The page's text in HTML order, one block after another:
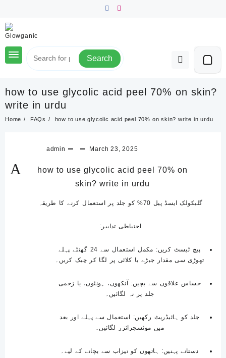
content
Search
how to use glycolic acid peel 70% on skin?
write in urdu
Home FAQs how to use glycolic acid peel 70% on skin? write in urdu
admin March 23, 2025
A
how to use glycolic acid peel 70% on
skin? write in urdu
گلیکولک ایسڈ پیل 70% کو جلد پر استعمال کرنے کا طریقہ
احتیاطی تدابیر:
پیچ ٹیسٹ کریں
: مکمل استعمال سے 24 گھنٹے پہلے
تھوڑی سی مقدار جبڑے یا کلائی پر لگا کر چیک کریں۔
حساس علاقوں سے بچیں: آنکھوں، ہونٹوں، یا زخمی
جلد پر نہ لگائیں۔
جلد کو ہائیڈریٹ رکھیں: استعمال سے پہلے اور بعد
میں موئسچرائزر لگائیں۔
دستانے پہنیں: ہاتھوں کو تیزاب سے بچانے کے لیے۔